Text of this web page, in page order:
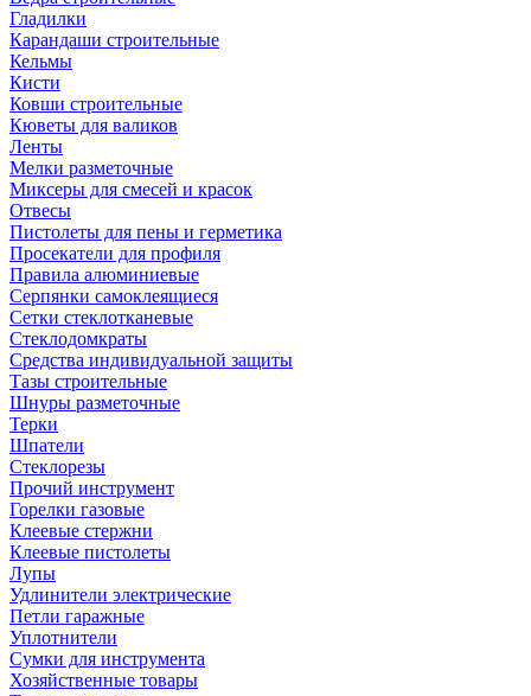
Гладилки
Карандаши строительные
Кельмы
Кисти
Ковши строительные
Кюветы для валиков
Ленты
Мелки разметочные
Миксеры для смесей и красок
Отвесы
Пистолеты для пены и герметика
Просекатели для профиля
Правила алюминиевые
Серпянки самоклеящиеся
Сетки стеклотканевые
Стеклодомкраты
Средства индивидуальной защиты
Тазы строительные
Шнуры разметочные
Терки
Шпатели
Стеклорезы
Прочий инструмент
Горелки газовые
Клеевые стержни
Клеевые пистолеты
Лупы
Удлинители электрические
Петли гаражные
Уплотнители
Сумки для инструмента
Хозяйственные товары